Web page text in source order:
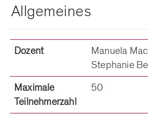
Allgemeines
Dozent
Manuela
Stephanie
Maximale
Teilnehmerzahl
50